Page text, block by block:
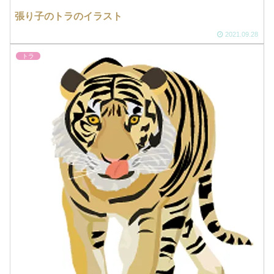
張り子のトラのイラスト
2021.09.28
トラ